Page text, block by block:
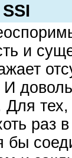
и
Для
раз
бы